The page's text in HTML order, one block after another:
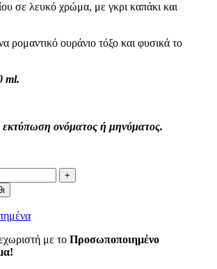
σε λευκό χρώμα, με γκρι καπάκι και
ρομαντικό ουράνιο τόξο και φυσικά το
ml.
ονόματος ή μηνύματος.
με το Προσωποποιημένο